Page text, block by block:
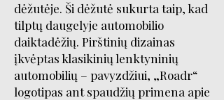
dėžutėje. Ši dėžutė sukurta taip, kad
tilptų daugelyje automobilio
daiktadėžių. Pirštinių dizainas
įkvėptas klasikinių lenktyninių
automobilių – pavyzdžiui, „Roadr“
logotipas ant spaudžių primena apie